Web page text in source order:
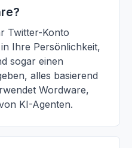
Twitter-Konto
Ihre Persönlichkeit,
sogar einen
alles basierend
Wordware,
KI-Agenten.